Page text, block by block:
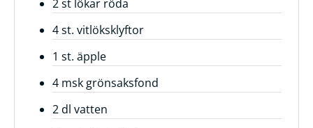
2 st lökar röda
4 st. vitlöksklyftor
1 st. äpple
4 msk grönsaksfond
2 dl vatten